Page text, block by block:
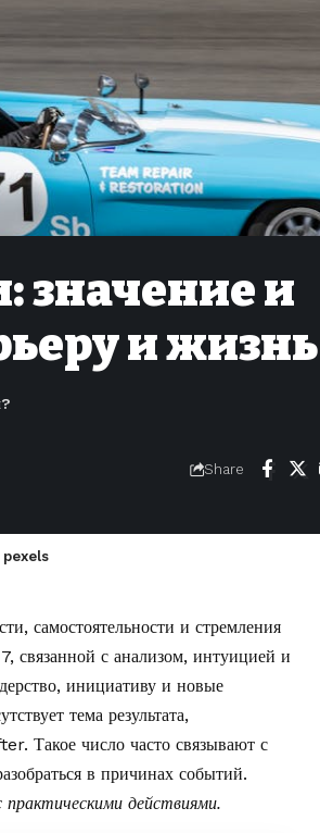
значение и
и жизнь
Share
pexels
самостоятельности и стремления
с анализом, интуицией и
инициативу и новые
тема результата,
. Такое число часто связывают с
в причинах событий.
действиями.